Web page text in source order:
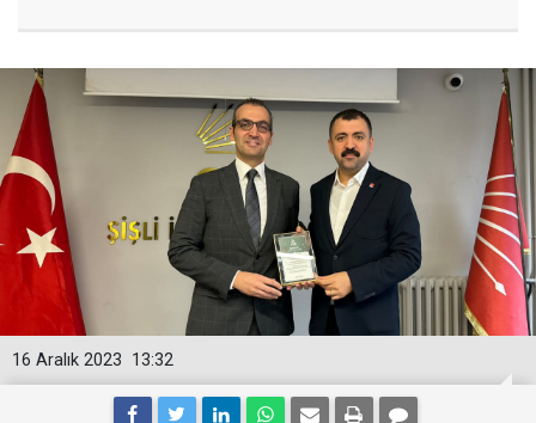
13:32
16 Aralık 2023